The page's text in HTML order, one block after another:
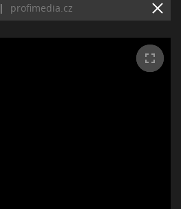
| profimedia.cz